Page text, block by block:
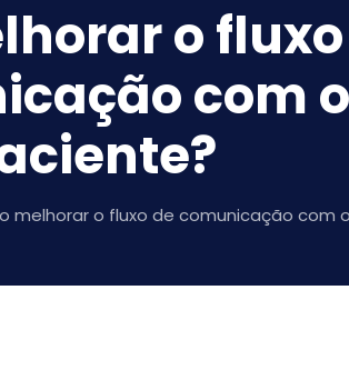
o
com o
melhorar o fluxo de comunicação com